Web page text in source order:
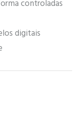
controladas
digitais